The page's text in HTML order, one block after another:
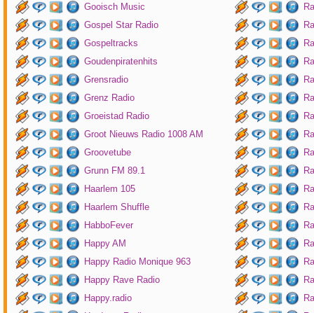
Gooisch Music
Gospel Star Radio
Gospeltracks
Goudenpiratenhits
Grensradio
Grenz Radio
Groeistad Radio
Groot Nieuws Radio 1008 AM
Groovetube
Grunn FM 89.1
Haarlem 105
Haarlem Shuffle
HabboFever
Happy AM
Happy Radio Monique 963
Happy Rave Radio
Happy.radio